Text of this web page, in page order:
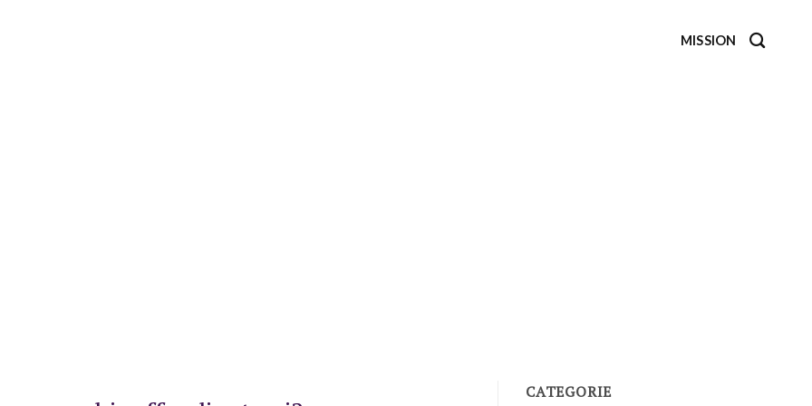
MISSION
CATEGORIE